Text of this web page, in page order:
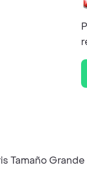
Tamaño